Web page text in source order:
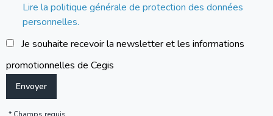
Champs requis
Lire la politique générale de protection des données
personnelles.
Je souhaite recevoir la newsletter et les informations
promotionnelles de Cegis